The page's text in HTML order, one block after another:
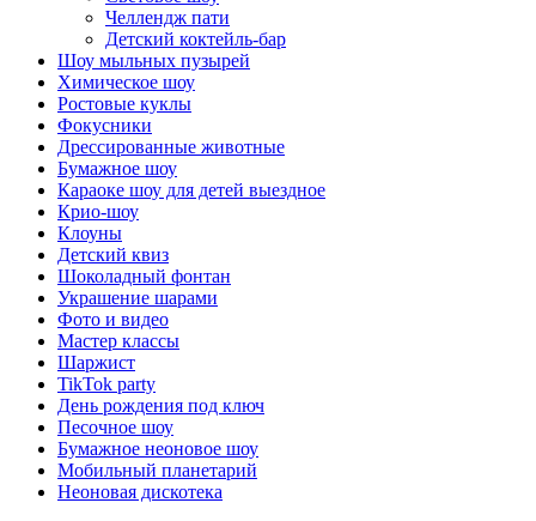
Челлендж пати
Детский коктейль-бар
Шоу мыльных пузырей
Химическое шоу
Ростовые куклы
Фокусники
Дрессированные животные
Бумажное шоу
Караоке шоу для детей выездное
Крио-шоу
Клоуны
Детский квиз
Шоколадный фонтан
Украшение шарами
Фото и видео
Мастер классы
Шаржист
TikTok party
День рождения под ключ
Песочное шоу
Бумажное неоновое шоу
Мобильный планетарий
Неоновая дискотека